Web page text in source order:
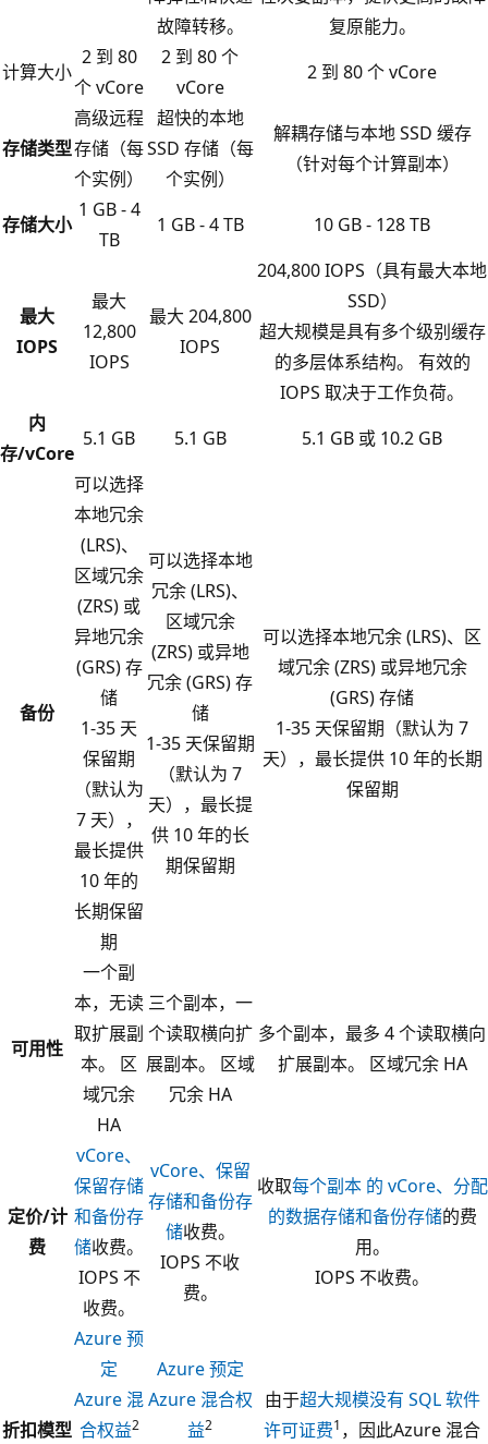
故障转移。
复原能力。
计算大小
2 到 80
个 vCore
2 到 80 个
vCore
2 到 80 个 vCore
存储类型
高级远程
存储（每
个实例）
超快的本地
SSD 存储（每
个实例）
解耦存储与本地 SSD 缓存
（针对每个计算副本）
存储大小
1 GB - 4
TB
1 GB - 4 TB 10 GB - 128 TB
最大
IOPS
最大
12,800
IOPS
最大 204,800
IOPS
204,800 IOPS（具有最大本地
SSD）
超大规模是具有多个级别缓存
的多层体系结构。 有效的
IOPS 取决于工作负荷。
内
存/vCore
5.1 GB 5.1 GB 5.1 GB 或 10.2 GB
备份
可以选择
本地冗余
(LRS)、
区域冗余
(ZRS) 或
异地冗余
(GRS) 存
储
1-35 天
保留期
（默认为
7 天），
最长提供
10 年的
长期保留
期
可以选择本地
冗余 (LRS)、
区域冗余
(ZRS) 或异地
冗余 (GRS) 存
储
1-35 天保留期
（默认为 7
天），最长提
供 10 年的长
期保留期
可以选择本地冗余 (LRS)、区
域冗余 (ZRS) 或异地冗余
(GRS) 存储
1-35 天保留期（默认为 7
天），最长提供 10 年的长期
保留期
可用性
一个副
本，无读
取扩展副
本。 区
域冗余
HA
三个副本，一
个读取横向扩
展副本。 区域
冗余 HA
多个副本，最多 4 个读取横向
扩展副本。 区域冗余 HA
定价/计
费
vCore、
保留存储
和备份存
储收费。
IOPS 不
收费。
vCore、保留
存储和备份存
储收费。
IOPS 不收
费。
收取每个副本 的 vCore、分配
的数据存储和备份存储的费
用。
IOPS 不收费。
折扣模型
Azure 预
定
Azure 混
合权益2
Azure 预定
Azure 混合权
益2
由于超大规模没有 SQL 软件
许可证费1 ，因此Azure 混合